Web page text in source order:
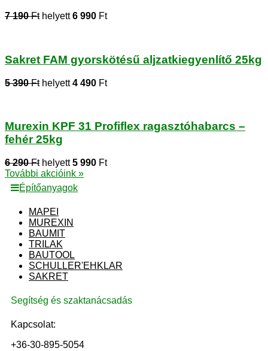
7 190 Fthelyett6 990 Ft
Sakret FAM gyorskötésű aljzatkiegyenlítő 25kg
5 390 Fthelyett4 490 Ft
Murexin KPF 31 Profiflex ragasztóhabarcs –
fehér 25kg
6 290 Fthelyett5 990 Ft
További akcióink »
Építőanyagok
MAPEI
MUREXIN
BAUMIT
TRILAK
BAUTOOL
SCHULLER'EHKLAR
SAKRET
Segítség és szaktanácsadás
Kapcsolat:
+36-30-895-5054